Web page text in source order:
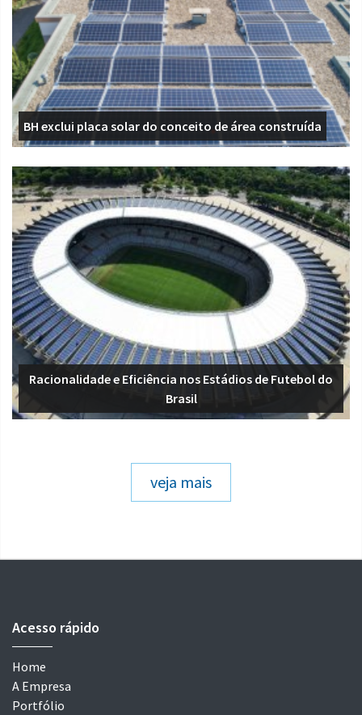
BH exclui placa solar do conceito de área construída
Racionalidade e Eficiência nos Estádios de Futebol do
Brasil
veja mais
Acesso rápido
Home
A Empresa
Portfólio